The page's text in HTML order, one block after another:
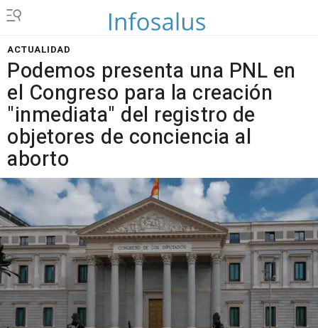
ACTUALIDAD
Podemos presenta una PNL en
el Congreso para la creación
"inmediata" del registro de
objetores de conciencia al
aborto